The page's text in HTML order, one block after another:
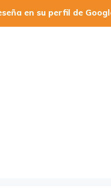
en su perfil de